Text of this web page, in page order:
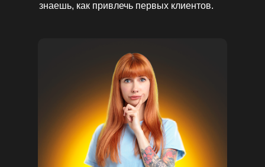
знаешь, как привлечь первых клиентов.